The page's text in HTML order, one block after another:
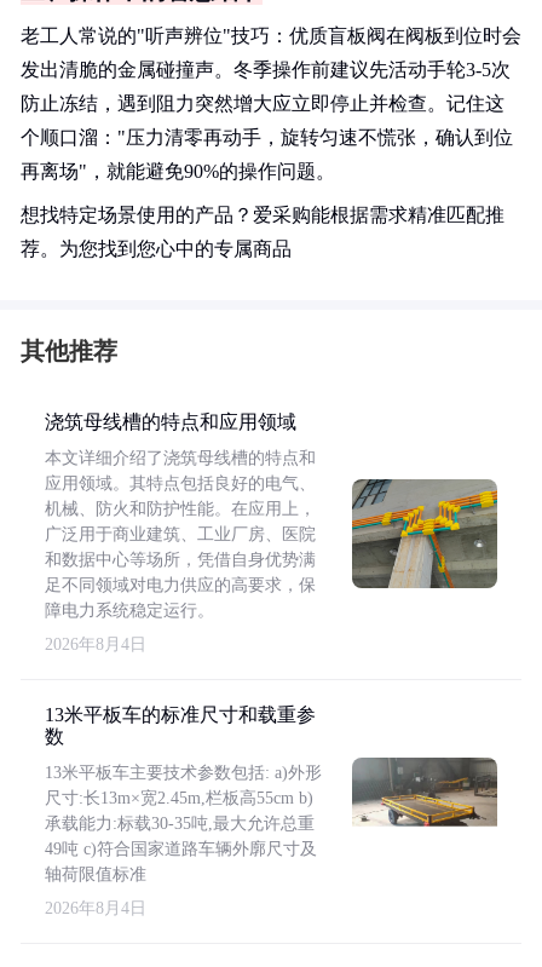
老工人常说的"听声辨位"技巧：优质盲板阀在阀板到位时会
发出清脆的金属碰撞声。冬季操作前建议先活动手轮3-5次
防止冻结，遇到阻力突然增大应立即停止并检查。记住这
个顺口溜："压力清零再动手，旋转匀速不慌张，确认到位
再离场"，就能避免90%的操作问题。
想找特定场景使用的产品？爱采购能根据需求精准匹配推
荐。为您找到您心中的专属商品
其他推荐
浇筑母线槽的特点和应用领域
本文详细介绍了浇筑母线槽的特点和
应用领域。其特点包括良好的电气、
机械、防火和防护性能。在应用上，
广泛用于商业建筑、工业厂房、医院
和数据中心等场所，凭借自身优势满
足不同领域对电力供应的高要求，保
障电力系统稳定运行。
2026年8月4日
13米平板车的标准尺寸和载重参
数
13米平板车主要技术参数包括: a)外形
尺寸:长13m×宽2.45m,栏板高55cm b)
承载能力:标载30-35吨,最大允许总重
49吨 c)符合国家道路车辆外廓尺寸及
轴荷限值标准
2026年8月4日